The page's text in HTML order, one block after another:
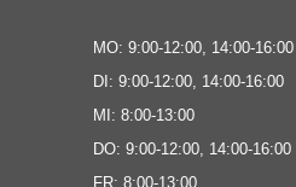
MO: 9:00-12:00, 14:00-16:00
DI: 9:00-12:00, 14:00-16:00
MI: 8:00-13:00
DO: 9:00-12:00, 14:00-16:00
FR: 8:00-13:00